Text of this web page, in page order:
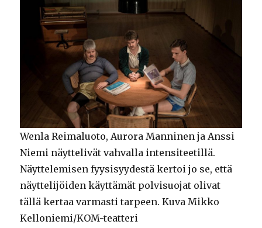
Wenla Reimaluoto, Aurora Manninen ja Anssi
Niemi näyttelivät vahvalla intensiteetillä.
Näyttelemisen fyysisyydestä kertoi jo se, että
näyttelijöiden käyttämät polvisuojat olivat
tällä kertaa varmasti tarpeen. Kuva Mikko
Kelloniemi/KOM-teatteri